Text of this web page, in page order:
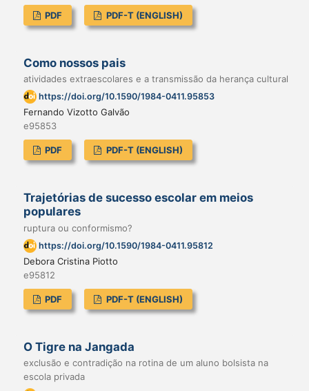
PDF PDF-T (ENGLISH)
Como nossos pais
atividades extraescolares e a transmissão da herança cultural
https://doi.org/10.1590/1984-0411.95853
Fernando Vizotto Galvão
e95853
PDF PDF-T (ENGLISH)
Trajetórias de sucesso escolar em meios
populares
ruptura ou conformismo?
https://doi.org/10.1590/1984-0411.95812
Debora Cristina Piotto
e95812
PDF PDF-T (ENGLISH)
O Tigre na Jangada
exclusão e contradição na rotina de um aluno bolsista na
escola privada